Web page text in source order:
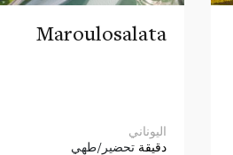
Maroulosalata
اليوناني
دقيقة تحضير/طهي